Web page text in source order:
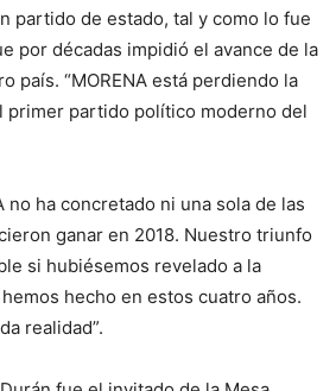
partido de estado, tal y como lo fue
por décadas impidió el avance de la
país. “MORENA está perdiendo la
primer partido político moderno del
no ha concretado ni una sola de las
ganar en 2018. Nuestro triunfo
si hubiésemos revelado a la
hecho en estos cuatro años.
realidad”.